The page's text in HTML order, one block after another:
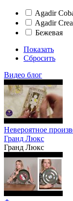
Agadir
Agadir
Бежевая
Показать
Сбросить
Видео блог
Невероятное
Гранд Люкс
Гранд Люкс